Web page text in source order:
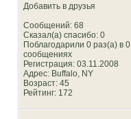
Добавить в друзья
Сообщений: 68
Сказал(а) спасибо: 0
Поблагодарили 0 раз(а) в 0
сообщениях
Регистрация: 03.11.2008
Адрес: Buffalo, NY
Возраст: 45
Рейтинг: 172